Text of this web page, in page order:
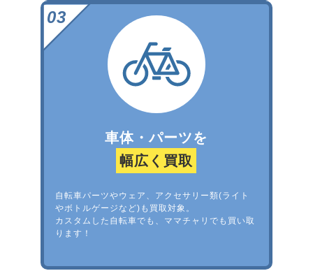
車体・パーツを
幅広く買取
自転車パーツやウェア、アクセサリー類(ライト
やボトルゲージなど)も買取対象。
カスタムした自転車でも、ママチャリでも買い取
ります！